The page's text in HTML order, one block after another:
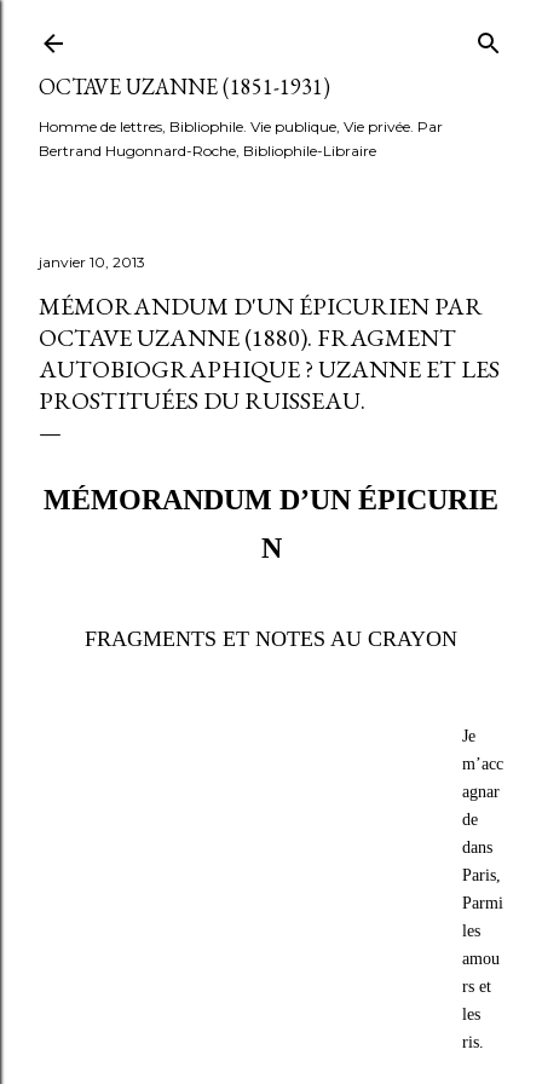
OCTAVE UZANNE (1851-1931)
Homme de lettres, Bibliophile. Vie publique, Vie privée. Par
Bertrand Hugonnard-Roche, Bibliophile-Libraire
janvier 10, 2013
MÉMORANDUM D'UN ÉPICURIEN PAR
OCTAVE UZANNE (1880). FRAGMENT
AUTOBIOGRAPHIQUE ? UZANNE ET LES
PROSTITUÉES DU RUISSEAU.
MÉMORANDUM D’UN ÉPICURIE
N
FRAGMENTS ET NOTES AU CRAYON
Je
m’acc
agnar
de
dans
Paris,
Parmi
les
amou
rs et
les
ris.